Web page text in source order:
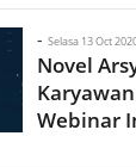
- Selasa 13 Oct
Novel
Webinar